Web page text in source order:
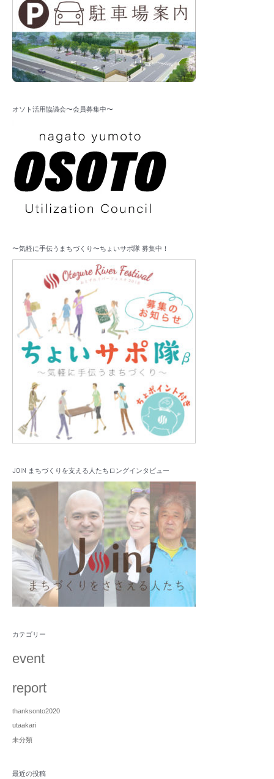
オソト活用協議会〜会員募集中〜
〜気軽に手伝うまちづくり〜ちょいサポ隊 募集中！
JOIN まちづくりを支える人たちロングインタビュー
カテゴリー
event
report
thanksonto2020
utaakari
未分類
最近の投稿